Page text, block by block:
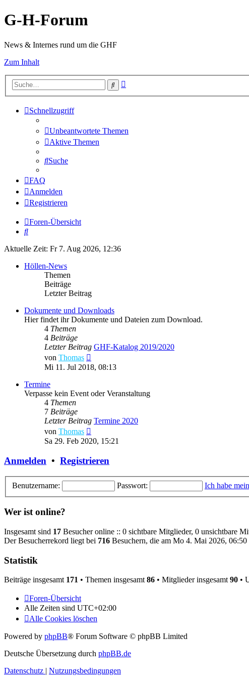
G-H-Forum
News & Internes rund um die GHF
Zum Inhalt
Suche
Schnellzugriff
Unbeantwortete Themen
Aktive Themen
Suche
FAQ
Anmelden
Registrieren
Foren-Übersicht
Suche
Aktuelle Zeit: Fr 7. Aug 2026, 12:36
Höllen-News
Themen
Beiträge
Letzter Beitrag
Dokumente und Downloads
Hier findet ihr Dokumente und Dateien zum Download.
4 Themen
4 Beiträge
Letzter Beitrag GHF-Katalog 2019/2020
von Thomas
Beitrag
Mi 11. Jul 2018, 08:13
Termine
Verpasse kein Event oder Veranstaltung
4 Themen
7 Beiträge
Letzter Beitrag Termine 2020
von Thomas
Beitrag
Sa 29. Feb 2020, 15:21
Anmelden • Registrieren
Benutzername: Passwort: Ich habe
Wer ist online?
Insgesamt sind 17 Besucher online :: 0 sichtbare Mitglieder, 0 unsichtbare
Der Besucherrekord liegt bei 716 Besuchern, die am Mo 4. Mai 2026,
Statistik
Beiträge insgesamt 171 • Themen insgesamt 86 • Mitglieder insgesamt 90 •
Foren-Übersicht
Alle Zeiten sind UTC+02:00
Alle Cookies löschen
Powered by phpBB® Forum Software © phpBB Limited
Deutsche Übersetzung durch phpBB.de
Datenschutz | Nutzungsbedingungen